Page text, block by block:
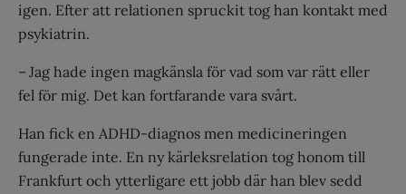
igen. Efter att relationen spruckit tog han kontakt med
psykiatrin.
– Jag hade ingen magkänsla för vad som var rätt eller
fel för mig. Det kan fortfarande vara svårt.
Han fick en ADHD-diagnos men medicineringen
fungerade inte. En ny kärleksrelation tog honom till
Frankfurt och ytterligare ett jobb där han blev sedd